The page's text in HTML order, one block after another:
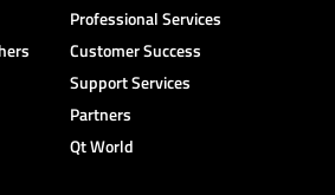
Professional Services
Customer Success
Support Services
Partners
Qt World